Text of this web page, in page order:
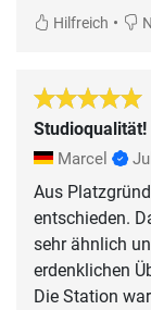
Hilfreich •
Studioqualität!
Marcel
Aus
entschieden.
sehr ähnlich
erdenklichen
Die Station